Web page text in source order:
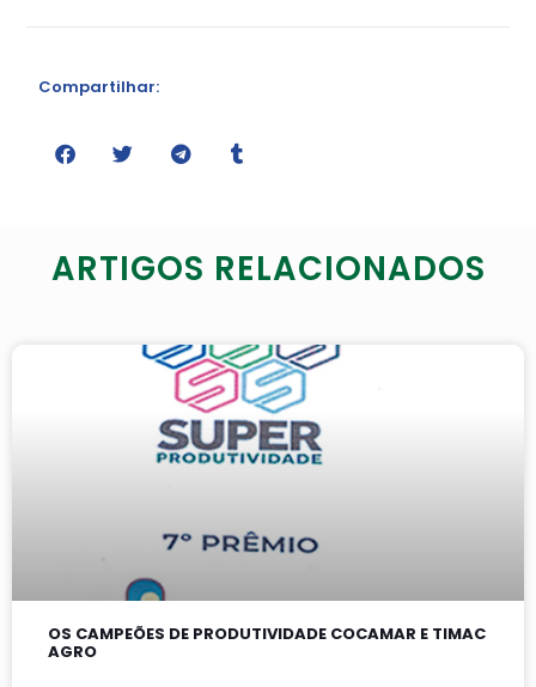
Compartilhar:
ARTIGOS RELACIONADOS
OS CAMPEÕES DE PRODUTIVIDADE COCAMAR E TIMAC
AGRO